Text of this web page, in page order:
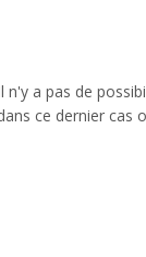
a pas de
ce dernier cas